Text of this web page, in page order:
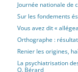
Journée nationale de
Sur les fondements
Vous avez dit «
Orthographe :
Renier les origines,
La psychiatrisation
Q. Bérard